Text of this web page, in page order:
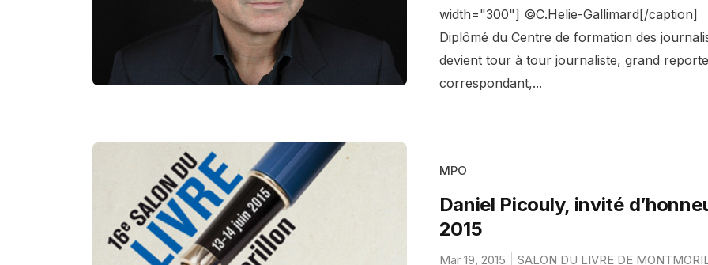
width="300"] ©C.Helie-Gallimard[/caption]
Diplômé du Centre de formation des
devient tour à tour journaliste, grand
correspondant,...
MPO
Daniel Picouly, invité
2015
Mar 19, 2015
SALON DU LIVRE DE